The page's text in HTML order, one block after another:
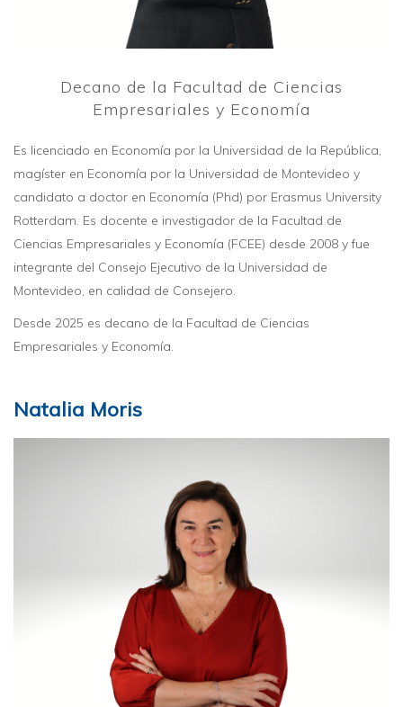
Decano de la Facultad de Ciencias
Empresariales y Economía
Es licenciado en Economía por la Universidad de la República,
magíster en Economía por la Universidad de Montevideo y
candidato a doctor en Economía (Phd) por Erasmus University
Rotterdam. Es docente e investigador de la Facultad de
Ciencias Empresariales y Economía (FCEE) desde 2008 y fue
integrante del Consejo Ejecutivo de la Universidad de
Montevideo, en calidad de Consejero.
Desde 2025 es decano de la Facultad de Ciencias
Empresariales y Economía.
Natalia Moris